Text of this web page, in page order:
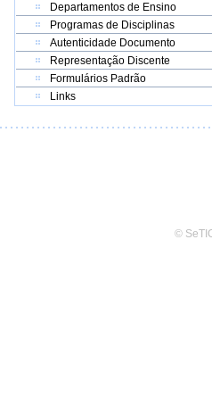
Departamentos de Ensino
Programas de Disciplinas
Autenticidade Documento
Representação Discente
Formulários Padrão
Links
©